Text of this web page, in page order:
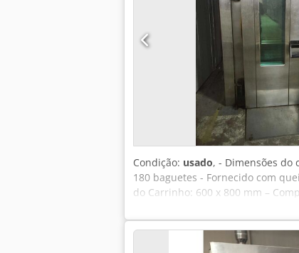
Condição: usado, - Dimensões do
180 baguetes - Fornecido com
do Carrinho: 600 x 800 mm –
intuitivo, garante controle
níveis de cocção – Aumente sua
Queimador a Gás: Forno